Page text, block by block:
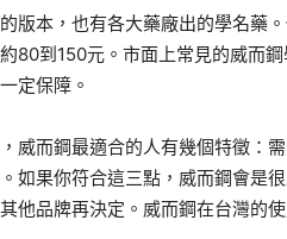
版本，也有各大藥廠出的學名藥
80到150元。市面上常見的威而
定保障。
威而鋼最適合的人有幾個特徵：
如果你符合這三點，威而鋼會是
他品牌再決定。威而鋼在台灣的